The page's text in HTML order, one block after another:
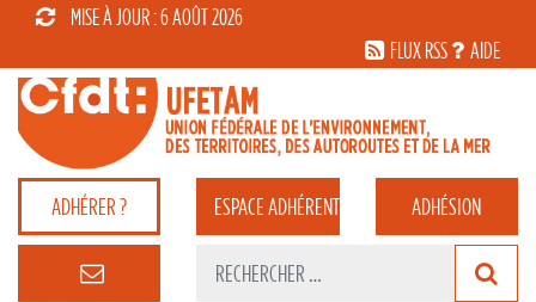
MISE À JOUR : 6 AOÛT 2026
FLUX RSS
AIDE
ADHÉRER ? ESPACEADHÉRENT ADHÉSION